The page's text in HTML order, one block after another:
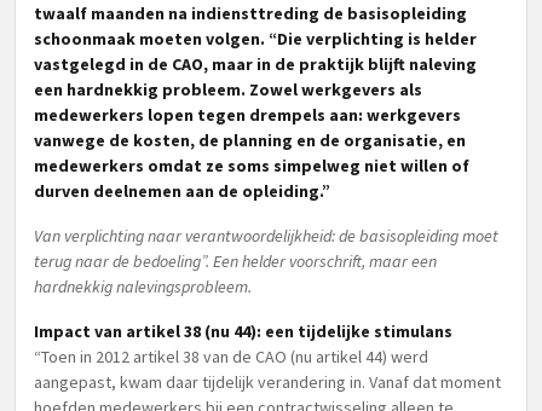
twaalf maanden na indiensttreding de basisopleiding
schoonmaak moeten volgen. “Die verplichting is helder
vastgelegd in de CAO, maar in de praktijk blijft naleving
een hardnekkig probleem. Zowel werkgevers als
medewerkers lopen tegen drempels aan: werkgevers
vanwege de kosten, de planning en de organisatie, en
medewerkers omdat ze soms simpelweg niet willen of
durven deelnemen aan de opleiding.”
Van verplichting naar verantwoordelijkheid: de basisopleiding moet
terug naar de bedoeling”. Een helder voorschrift, maar een
hardnekkig nalevingsprobleem.
Impact van artikel 38 (nu 44): een tijdelijke stimulans
“Toen in 2012 artikel 38 van de CAO (nu artikel 44) werd
aangepast, kwam daar tijdelijk verandering in. Vanaf dat moment